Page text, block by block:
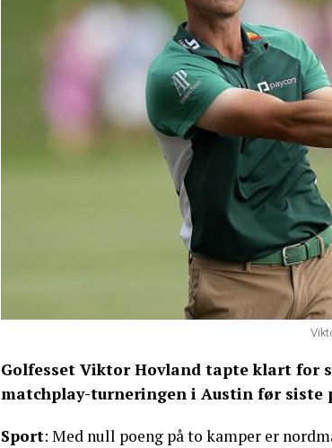
Golfesset Viktor Hovland tapte klart for
matchplay-turneringen i Austin før siste
Sport: Med null poeng på to kamper er